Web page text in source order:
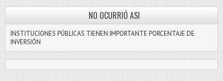
NO OCURRIÓ ASI
INSTITUCIONES PÚBLICAS TIENEN IMPORTANTE PORCENTAJE DE
INVERSIÓN